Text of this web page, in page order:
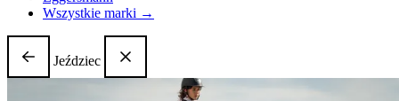
Wszystkie marki →
Jeździec